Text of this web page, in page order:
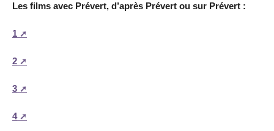
Les films avec Prévert, d’après Prévert ou sur Prévert :
1
2
3
4